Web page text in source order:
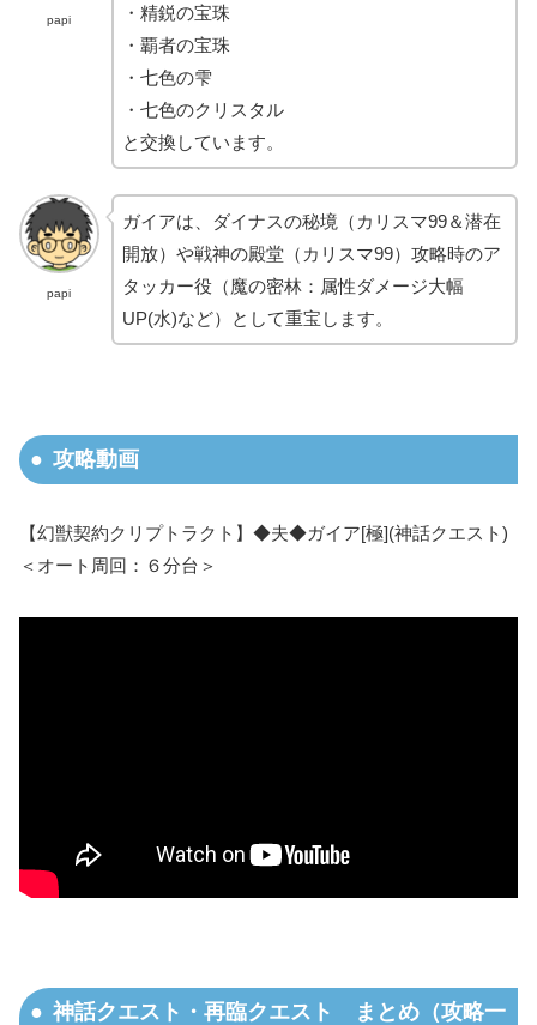
papi
・精鋭の宝珠
・覇者の宝珠
・七色の雫
・七色のクリスタル
と交換しています。
papi
ガイアは、ダイナスの秘境（カリスマ99＆潜在
開放）や戦神の殿堂（カリスマ99）攻略時のア
タッカー役（魔の密林：属性ダメージ大幅
UP(水)など）として重宝します。
攻略動画
【幻獣契約クリプトラクト】◆夫◆ガイア[極](神話クエスト)
＜オート周回：６分台＞
神話クエスト・再臨クエスト まとめ（攻略一